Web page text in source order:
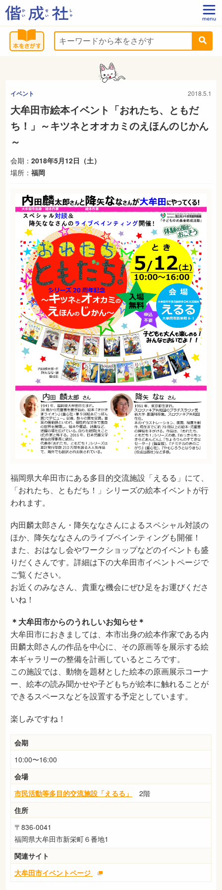
イベント 2018.5.1
大牟田市絵本イベント「おれたち、ともだ
ち！」～キツネとオオカミのえほんのじかん
～
会期： 2018年5月12日（土）
場所： 福岡
福岡県大牟田市にある多目的交流施設「えるる」にて、
「おれたち、ともだち！」シリーズの絵本イベントが行
われます。
内田麟太郎さん・降矢ななさんによるスペシャル対談の
ほか、降矢ななさんのライブペインティングも開催！
また、おはなし会やワークショップなどのイベントも盛
りだくさんです。詳細は下の大牟田市イベントページで
ご覧ください。
お近くのみなさん、貴重な機会にぜひ足をお運びくださ
いね！
＊大牟田市からのうれしいお知らせ＊
大牟田市におきましては、本市出身の絵本作家である内
田麟太郎さんの作品を中心に、その原画等を展示する絵
本ギャラリーの整備を計画しているところです。
この施設では、動物を題材とした絵本の原画展示コーナ
ー、絵本の読み聞かせや子どもちが絵本に触れることが
できるスペースなどを設置する予定としています。
楽しみですね！
会期
10:00〜16:00
会場
市民活動等多目的交流施設「えるる」
2階
住所
〒836-0041
福岡県大牟田市新栄町６番地1
関連サイト
大牟田市イベントページ